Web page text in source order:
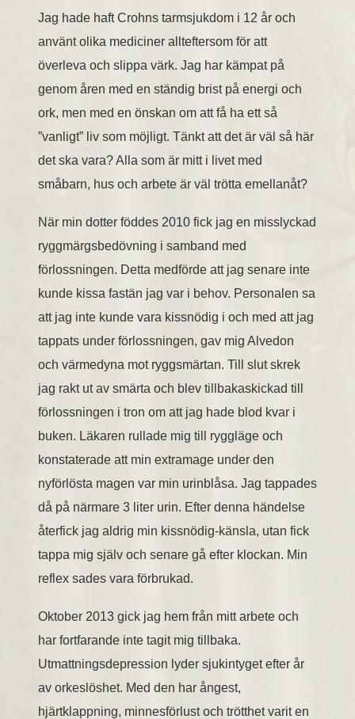
Jag hade haft Crohns tarmsjukdom i 12 år och
använt olika mediciner allteftersom för att
överleva och slippa värk. Jag har kämpat på
genom åren med en ständig brist på energi och
ork, men med en önskan om att få ha ett så
”vanligt” liv som möjligt. Tänkt att det är väl så här
det ska vara? Alla som är mitt i livet med
småbarn, hus och arbete är väl trötta emellanåt?
När min dotter föddes 2010 fick jag en misslyckad
ryggmärgsbedövning i samband med
förlossningen. Detta medförde att jag senare inte
kunde kissa fastän jag var i behov. Personalen sa
att jag inte kunde vara kissnödig i och med att jag
tappats under förlossningen, gav mig Alvedon
och värmedyna mot ryggsmärtan. Till slut skrek
jag rakt ut av smärta och blev tillbakaskickad till
förlossningen i tron om att jag hade blod kvar i
buken. Läkaren rullade mig till ryggläge och
konstaterade att min extramage under den
nyförlösta magen var min urinblåsa. Jag tappades
då på närmare 3 liter urin. Efter denna händelse
återfick jag aldrig min kissnödig-känsla, utan fick
tappa mig själv och senare gå efter klockan. Min
reflex sades vara förbrukad.
Oktober 2013 gick jag hem från mitt arbete och
har fortfarande inte tagit mig tillbaka.
Utmattningsdepression lyder sjukintyget efter år
av orkeslöshet. Med den har ångest,
hjärtklappning, minnesförlust och trötthet varit en